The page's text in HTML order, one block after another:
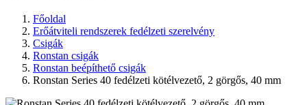
Főoldal
Erőátviteli rendszerek fedélzeti szerelvény
Csigák
Ronstan csigák
Ronstan beépíthető csigák
Ronstan Series 40 fedélzeti kötélvezető, 2 görgős, 40 mm